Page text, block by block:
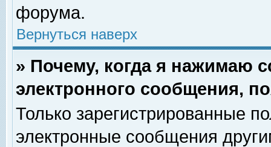
форума.
Вернуться наверх
» Почему, когда я нажимаю
электронного сообщения,
Только зарегистрированные
электронные сообщения